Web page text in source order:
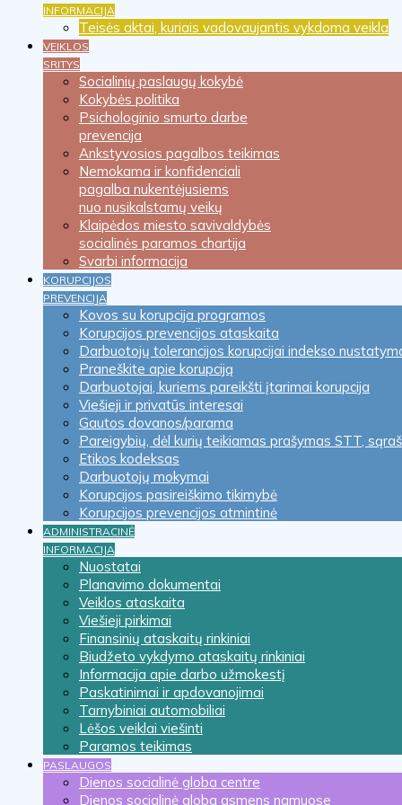
INFORMACIJA
Teisės aktai, kuriais vadovaujantis vykdoma veikla
VEIKLOS
SRITYS
Socialinių paslaugų kokybė
Kokybės politika
Psichologinio smurto darbe
prevencija
Ankstyvosios pagalbos teikimas
Nemokama ir konfidenciali
pagalba nukentėjusiems
nuo nusikalstamų veikų
Klaipėdos miesto savivaldybės
socialinės paramos chartija
Svarbi informacija
KORUPCIJOS
PREVENCIJA
Kovos su korupcija programos
Korupcijos prevencijos ataskaita
Darbuotojų tolerancijos korupcijai indekso
Praneškite apie korupciją
Darbuotojai, kuriems pareikšti įtarimai korupcija
Viešieji ir privatūs interesai
Gautos dovanos/parama
Pareigybių, dėl kurių teikiamas prašymas STT,
Etikos kodeksas
Darbuotojų mokymai
Korupcijos pasireiškimo tikimybė
Korupcijos prevencijos atmintinė
ADMINISTRACINĖ
INFORMACIJA
Nuostatai
Planavimo dokumentai
Veiklos ataskaita
Viešieji pirkimai
Finansinių ataskaitų rinkiniai
Biudžeto vykdymo ataskaitų rinkiniai
Informacija apie darbo užmokestį
Paskatinimai ir apdovanojimai
Tarnybiniai automobiliai
Lėšos veiklai viešinti
Paramos teikimas
PASLAUGOS
Dienos socialinė globa centre
Dienos socialinė globa asmens namuose